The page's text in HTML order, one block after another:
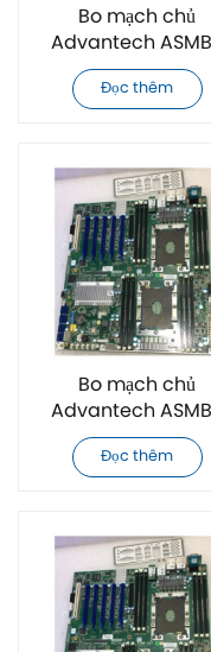
Bo mạch chủ
Advantech
825T2-00A1E hoàn
toàn mới
Đọc thêm
Bo mạch chủ
Advantech
975T2-00A1 hoàn
toàn mới
Đọc thêm